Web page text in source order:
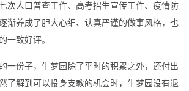
次人口普查工作、高考招生宣传工作、疫情防
渐养成了胆大心细、认真严谨的做事风格，也
一致好评。
一份子，牛梦园除了平时的积累之外，还付出
了解到可以投身支教的机会时，牛梦园没有退